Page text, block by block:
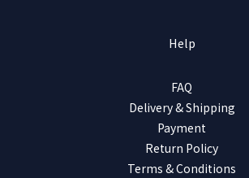
Help
FAQ
Delivery & Shipping
Payment
Return Policy
Terms & Conditions